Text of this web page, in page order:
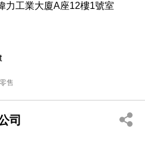
力工業大廈A座12樓1號室
售
司